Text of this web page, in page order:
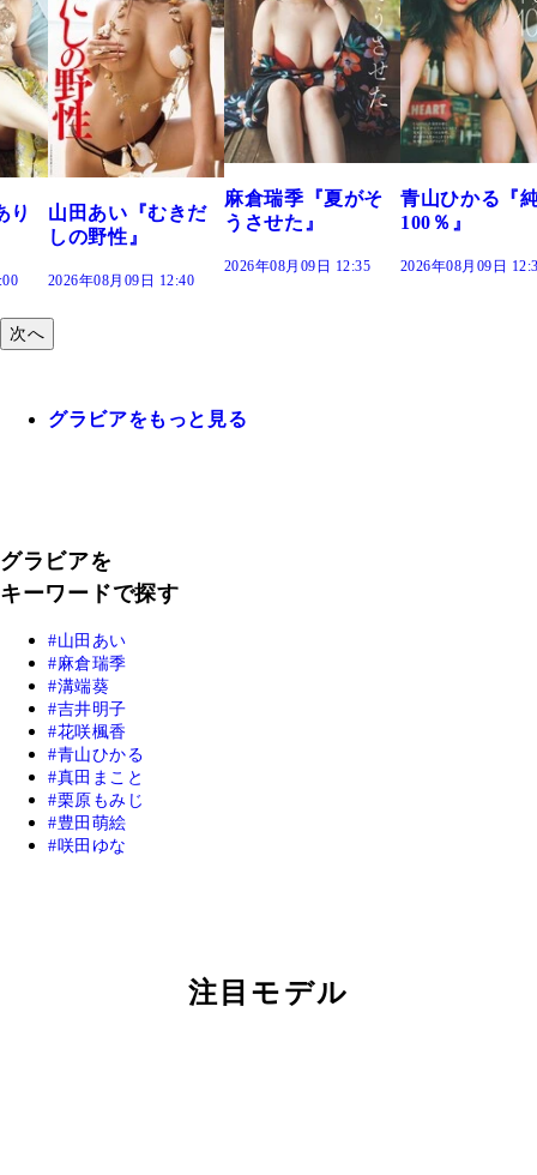
だ
麻倉瑞季『夏がそ
うさせた』
青山ひかる『純度
100％』
2026年08月09日 12:30
溝端 葵『もう
つの、あおい
で。』
2026年08月09日
次へ
グラビアをもっと見る
グラビアを
キーワードで探す
山田あい
麻倉瑞季
溝端葵
吉井明子
花咲楓香
青山ひかる
真田まこと
栗原もみじ
豊田萌絵
咲田ゆな
注目モデル